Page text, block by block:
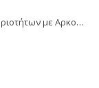
Fisher-Price Μαξιλαράκι Δραστηριοτήτων με Αρκουδάκι (JHB44)